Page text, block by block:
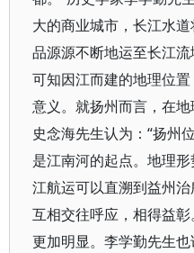
大的商业城市，长江水
品源源不断地运至长江流
可知因江而建的地理位
意义。就扬州而言，在
史念海先生认为：“扬州
是江南河的起点。地理
江航运可以直溯到益州
互相交往呼应，相得益
更加明显。李学勤先生